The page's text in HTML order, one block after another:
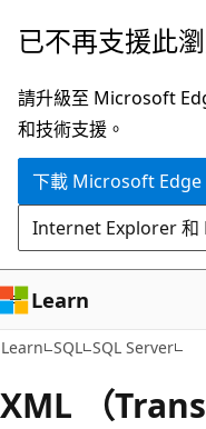
跳
主
要
內
已不再支援此
請升級至 Microsoft
和技術支援。
下載 Microsoft Edge
Internet Explorer 和
Learn
Learn SQL SQL Server
XML （